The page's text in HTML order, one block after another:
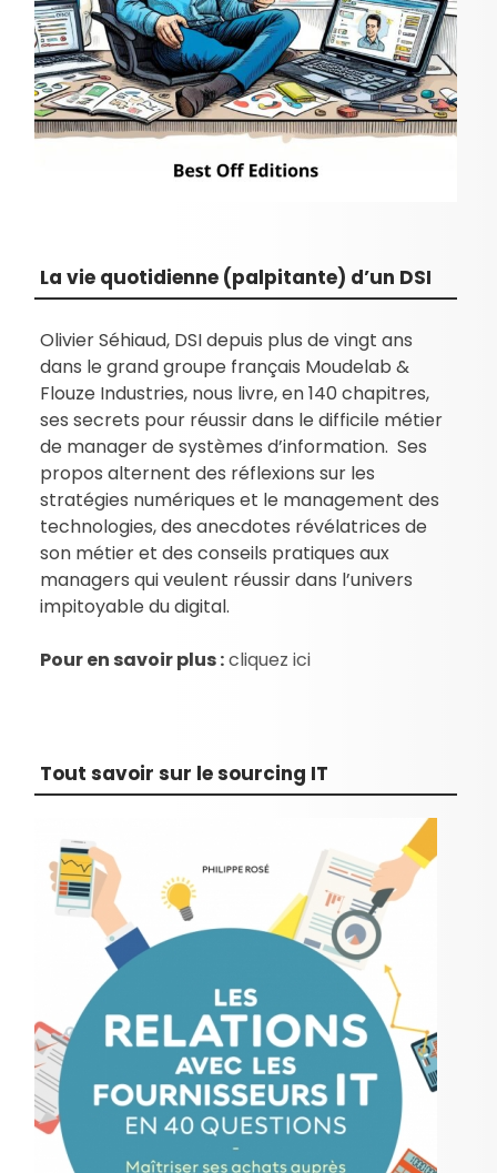
La vie quotidienne (palpitante) d’un DSI
Olivier Séhiaud, DSI depuis plus de vingt ans
dans le grand groupe français Moudelab &
Flouze Industries, nous livre, en 140 chapitres,
ses secrets pour réussir dans le difficile métier
de manager de systèmes d’information. Ses
propos alternent des réflexions sur les
stratégies numériques et le management des
technologies, des anecdotes révélatrices de
son métier et des conseils pratiques aux
managers qui veulent réussir dans l’univers
impitoyable du digital.
Pour en savoir plus :cliquez ici
Tout savoir sur le sourcing IT